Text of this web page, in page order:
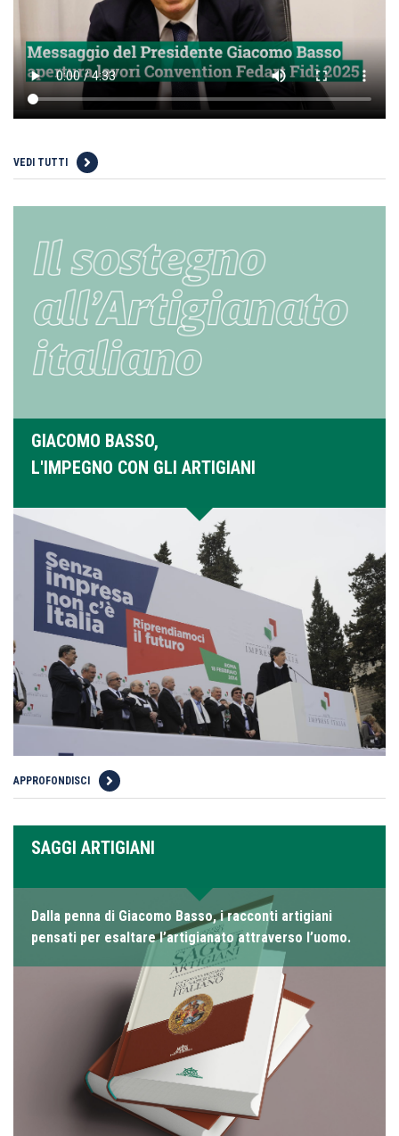
VEDI TUTTI
GIACOMO BASSO,
L'IMPEGNO CON GLI ARTIGIANI
APPROFONDISCI
SAGGI ARTIGIANI
Dalla penna di Giacomo Basso, i racconti artigiani
pensati per esaltare l’artigianato attraverso l’uomo.